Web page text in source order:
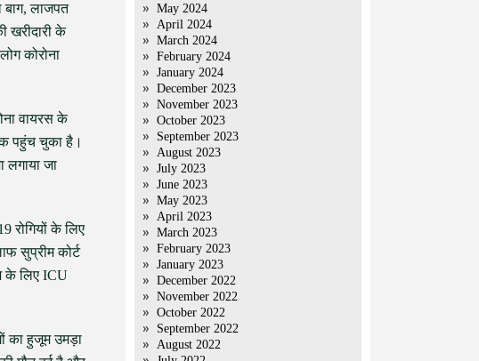
बाग, लाजपत
खरीदारी के
कोरोना
वायरस के
पहुंच चुका है।
लगाया जा
रोगियों के लिए
सुप्रीम कोर्ट
के लिए ICU
का हुजूम उमड़ा
May 2024
April 2024
March 2024
February 2024
January 2024
December 2023
November 2023
October 2023
September 2023
August 2023
July 2023
June 2023
May 2023
April 2023
March 2023
February 2023
January 2023
December 2022
November 2022
October 2022
September 2022
August 2022